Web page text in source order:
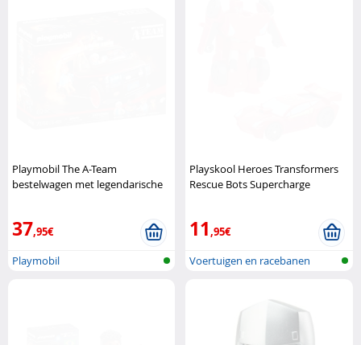
Playmobil The A-Team
bestelwagen met legendarische
37,95€
Playmobil
Playskool Heroes Transformers
Rescue Bots Supercharge
11,95€
Voertuigen en racebanen